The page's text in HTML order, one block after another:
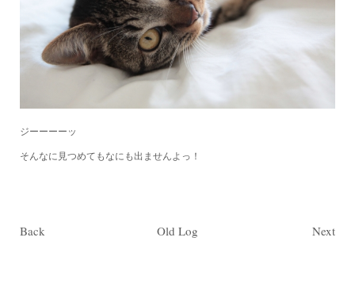
ジーーーーッ
そんなに見つめてもなにも出ませんよっ！
Back Old Log Next